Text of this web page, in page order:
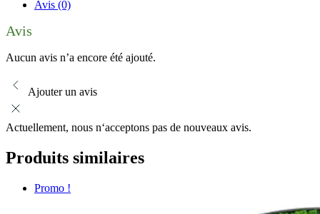
Avis (0)
Avis
Aucun avis n’a encore été ajouté.
Ajouter un avis
Actuellement, nous n‘acceptons pas de nouveaux avis.
Produits similaires
Promo !